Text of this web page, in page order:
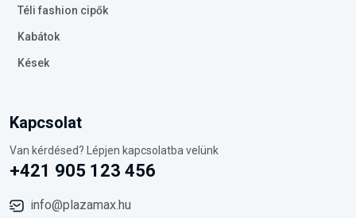
Téli fashion cipők
Kabátok
Kések
Kapcsolat
Van kérdésed? Lépjen kapcsolatba velünk
+421 905 123 456
info@plazamax.hu